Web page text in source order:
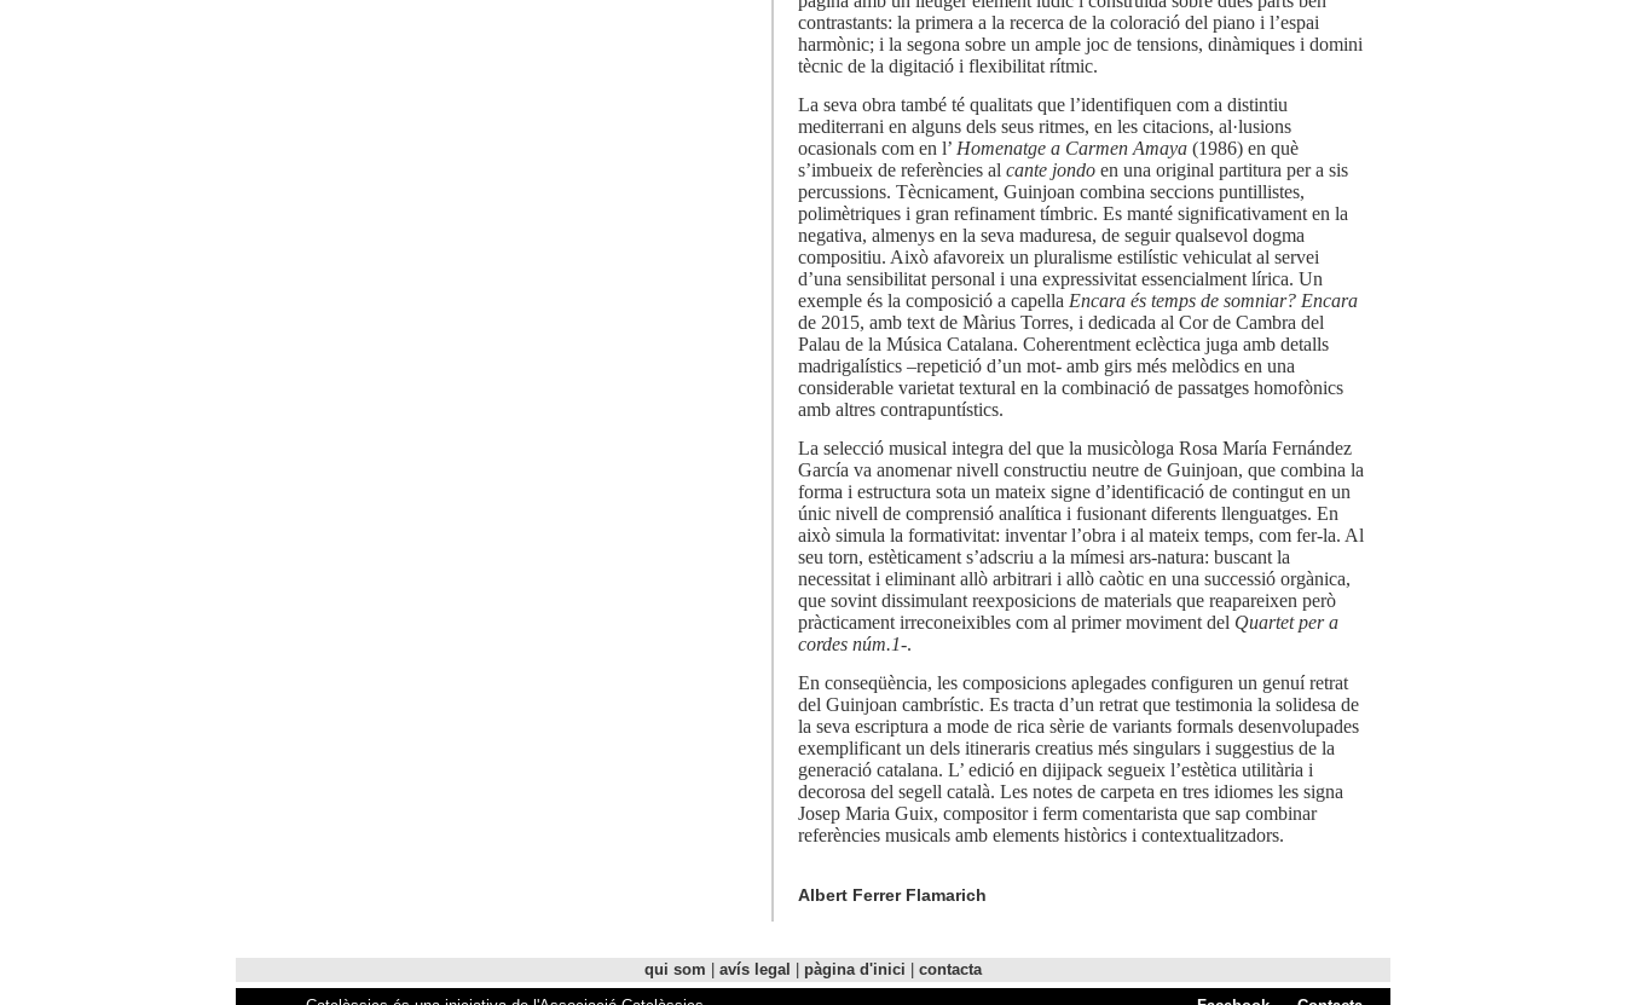
contrastants: la primera a la recerca de la coloració del piano i l’espai
harmònic; i la segona sobre un ample joc de tensions, dinàmiques i domini
tècnic de la digitació i flexibilitat rítmic.
La seva obra també té qualitats que l’identifiquen com a distintiu
mediterrani en alguns dels seus ritmes, en les citacions, al·lusions
ocasionals com en l’ Homenatge a Carmen Amaya(1986) en què
s’imbueix de referències al cante jondoen una original partitura per a sis
percussions. Tècnicament, Guinjoan combina seccions puntillistes,
polimètriques i gran refinament tímbric. Es manté significativament en la
negativa, almenys en la seva maduresa, de seguir qualsevol dogma
compositiu. Això afavoreix un pluralisme estilístic vehiculat al servei
d’una sensibilitat personal i una expressivitat essencialment lírica. Un
exemple és la composició a capella Encara és temps de somniar? Encara
de 2015, amb text de Màrius Torres, i dedicada al Cor de Cambra del
Palau de la Música Catalana. Coherentment eclèctica juga amb detalls
madrigalístics –repetició d’un mot- amb girs més melòdics en una
considerable varietat textural en la combinació de passatges homofònics
amb altres contrapuntístics.
La selecció musical integra del que la musicòloga Rosa María Fernández
García va anomenar nivell constructiu neutre de Guinjoan, que combina la
forma i estructura sota un mateix signe d’identificació de contingut en un
únic nivell de comprensió analítica i fusionant diferents llenguatges. En
això simula la formativitat: inventar l’obra i al mateix temps, com fer-la. Al
seu torn, estèticament s’adscriu a la mímesi ars-natura: buscant la
necessitat i eliminant allò arbitrari i allò caòtic en una successió orgànica,
que sovint dissimulant reexposicions de materials que reapareixen però
pràcticament irreconeixibles com al primer moviment del Quartet per a
cordes núm.1-.
En conseqüència, les composicions aplegades configuren un genuí retrat
del Guinjoan cambrístic. Es tracta d’un retrat que testimonia la solidesa de
la seva escriptura a mode de rica sèrie de variants formals desenvolupades
exemplificant un dels itineraris creatius més singulars i suggestius de la
generació catalana. L’ edició en dijipack segueix l’estètica utilitària i
decorosa del segell català. Les notes de carpeta en tres idiomes les signa
Josep Maria Guix, compositor i ferm comentarista que sap combinar
referències musicals amb elements històrics i contextualitzadors.
Albert Ferrer Flamarich
qui som avís legal pàgina d'inici
contacta